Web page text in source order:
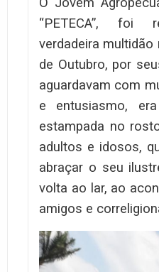
“PETECA”, foi
verdadeira
de Outubro, por
aguardavam com
e entusiasmo,
estampada no
adultos e idosos,
abraçar o seu
volta ao lar, ao
amigos e